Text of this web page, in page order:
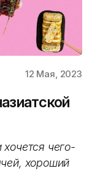
12 Мая, 2023
чего-
хороший